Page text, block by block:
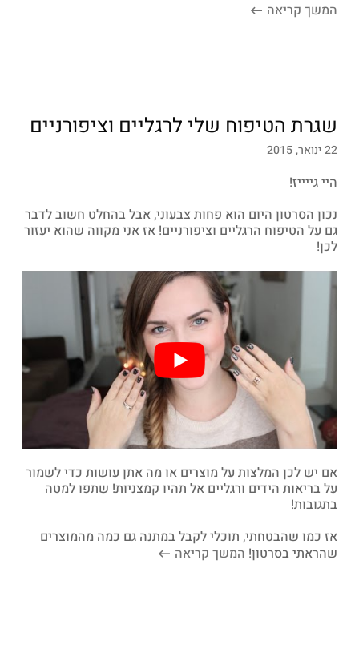
המשך קריאה
שגרת הטיפוח שלי לרגליים וציפורניים
22 ינואר, 2015
היי גייייז!
נכון הסרטון היום הוא פחות צבעוני, אבל בהחלט חשוב לדבר
גם על הטיפוח הרגליים וציפורניים! אז אני מקווה שהוא יעזור
לכן!
אם יש לכן המלצות על מוצרים או מה אתן עושות כדי לשמור
על בריאות הידים ורגליים אל תהיו קמצניות! שתפו למטה
בתגובות!
אז כמו שהבטחתי, תוכלי לקבל במתנה גם כמה מהמוצרים
שהראתי בסרטון! המשך קריאה